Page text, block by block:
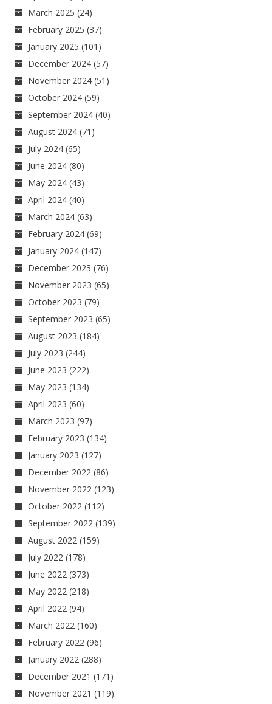
March 2025 (24)
February 2025 (37)
January 2025 (101)
December 2024 (57)
November 2024 (51)
October 2024 (59)
September 2024 (40)
August 2024 (71)
July 2024 (65)
June 2024 (80)
May 2024 (43)
April 2024 (40)
March 2024 (63)
February 2024 (69)
January 2024 (147)
December 2023 (76)
November 2023 (65)
October 2023 (79)
September 2023 (65)
August 2023 (184)
July 2023 (244)
June 2023 (222)
May 2023 (134)
April 2023 (60)
March 2023 (97)
February 2023 (134)
January 2023 (127)
December 2022 (86)
November 2022 (123)
October 2022 (112)
September 2022 (139)
August 2022 (159)
July 2022 (178)
June 2022 (373)
May 2022 (218)
April 2022 (94)
March 2022 (160)
February 2022 (96)
January 2022 (288)
December 2021 (171)
November 2021 (119)